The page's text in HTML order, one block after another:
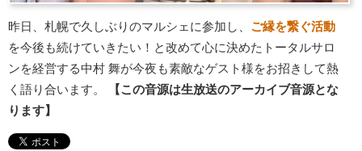
昨日、札幌で久しぶりのマルシェに参加し、 ご縁を繋ぐ活動
を今後も続けていきたい！と改めて心に決めたトータルサロ
ンを経営する中村 舞が今夜も素敵なゲスト様をお招きして熱
く語り合います。
【この音源は生放送のアーカイブ音源とな
ります】